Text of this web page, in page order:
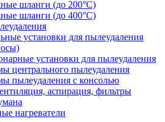
шланги (до 200°C)
шланги (до 400°C)
установки для пылеудаления
установки для пылеудаления
центрального пылеудаления
пылеудаления с консолью
аспирация, фильтры
нагреватели